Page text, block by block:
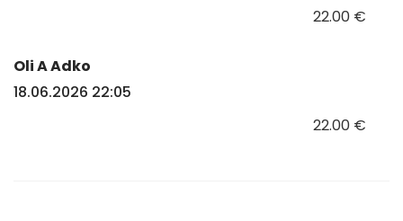
22.00 €
Oli A Adko
18.06.2026 22:05
22.00 €